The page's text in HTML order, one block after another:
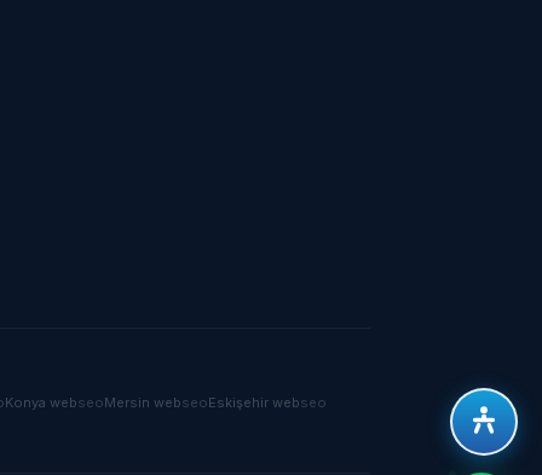
Konya webseoMersin webseoEskişehir webseo